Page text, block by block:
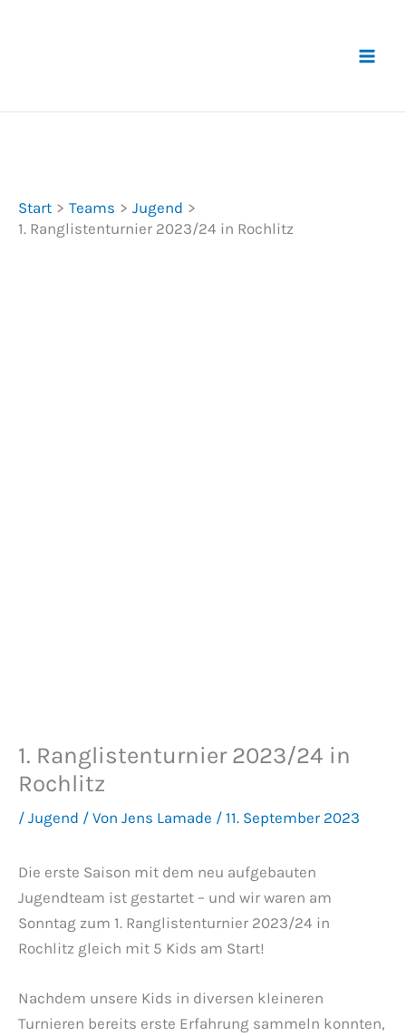
Start Teams
Jugend
1. Ranglistenturnier 2023/24 in Rochlitz
1. Ranglistenturnier 2023/24 in
Rochlitz
/ Jugend / Von Jens Lamade / 11. September 2023
Die erste Saison mit dem neu aufgebauten
Jugendteam ist gestartet – und wir waren am
Sonntag zum 1. Ranglistenturnier 2023/24 in
Rochlitz gleich mit 5 Kids am Start!
Nachdem unsere Kids in diversen kleineren
Turnieren bereits erste Erfahrung sammeln konnten,